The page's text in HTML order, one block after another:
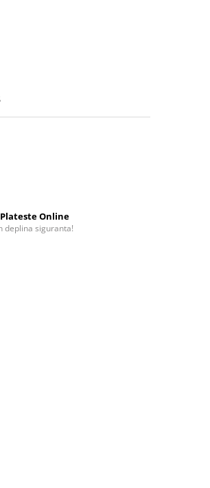
Plateste Online
deplina siguranta!